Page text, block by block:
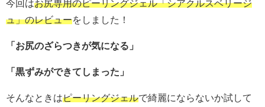
今回はお尻専用のピーリングジェル「シアクルスベリージ
ュ」のレビューをしました！
「お尻のざらつきが気になる」
「黒ずみができてしまった」
そんなときはピーリングジェルで綺麗にならないか試して